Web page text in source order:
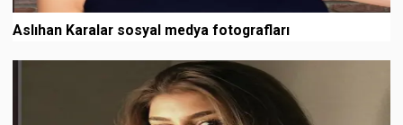
Aslıhan Karalar sosyal medya fotografları